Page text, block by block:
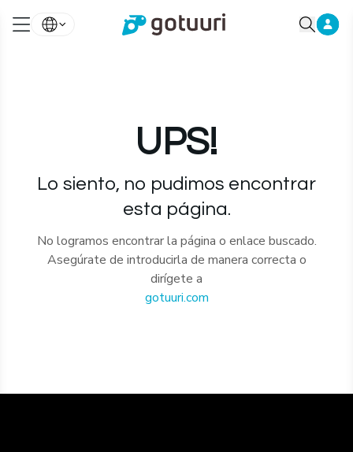
UPS!
Lo siento, no pudimos encontrar
esta página.
No logramos encontrar la página o enlace buscado.
Asegúrate de introducirla de manera correcta o
dirígete a
gotuuri.com